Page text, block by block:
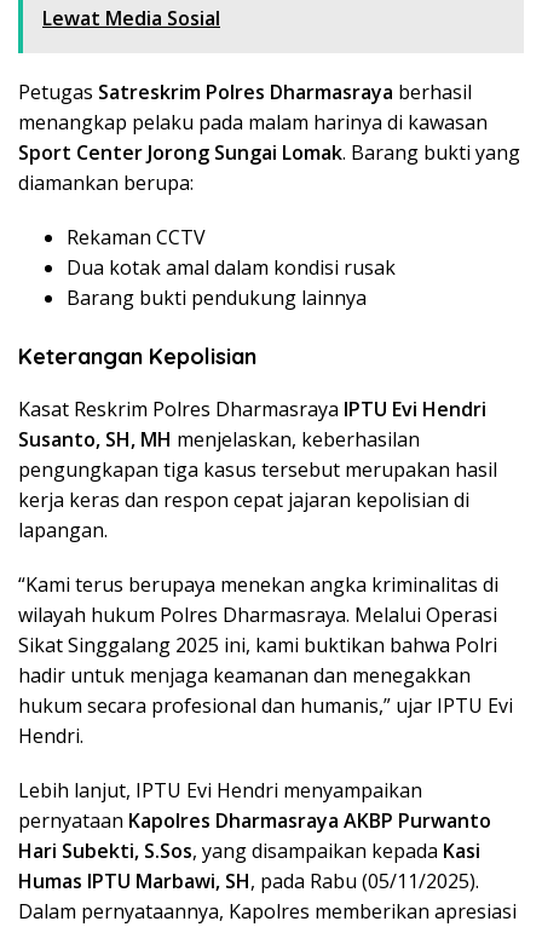
Lewat Media Sosial
Petugas Satreskrim Polres Dharmasraya berhasil
menangkap pelaku pada malam harinya di kawasan
Sport Center Jorong Sungai Lomak. Barang bukti yang
diamankan berupa:
Rekaman CCTV
Dua kotak amal dalam kondisi rusak
Barang bukti pendukung lainnya
Keterangan Kepolisian
Kasat Reskrim Polres Dharmasraya IPTU Evi Hendri
Susanto, SH, MH menjelaskan, keberhasilan
pengungkapan tiga kasus tersebut merupakan hasil
kerja keras dan respon cepat jajaran kepolisian di
lapangan.
“Kami terus berupaya menekan angka kriminalitas di
wilayah hukum Polres Dharmasraya. Melalui Operasi
Sikat Singgalang 2025 ini, kami buktikan bahwa Polri
hadir untuk menjaga keamanan dan menegakkan
hukum secara profesional dan humanis,” ujar IPTU Evi
Hendri.
Lebih lanjut, IPTU Evi Hendri menyampaikan
pernyataan Kapolres Dharmasraya AKBP Purwanto
Hari Subekti, S.Sos, yang disampaikan kepada Kasi
Humas IPTU Marbawi, SH, pada Rabu (05/11/2025).
Dalam pernyataannya, Kapolres memberikan apresiasi